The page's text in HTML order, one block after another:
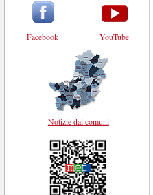
Facebook YouTube
Notizie dai comuni